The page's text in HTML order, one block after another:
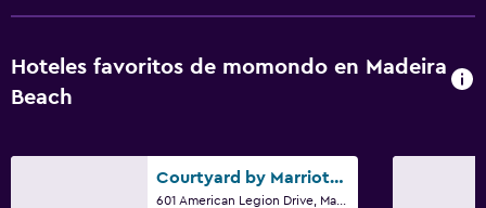
Hoteles favoritos de momondo en Madeira
Beach
Courtyard by Marriott St. Petersburg Clearwater/Madeira Beach